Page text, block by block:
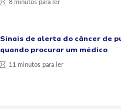
8 minutos para ler
Sinais de alerta do câncer de
quando procurar um médico
11 minutos para ler